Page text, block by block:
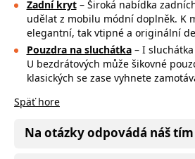
Zadní kryt– Široká nabídka
udělat z mobilu módní doplněk. K
elegantní, tak vtipné a originální
Pouzdra na sluchátka– I sluchátka
U bezdrátových může šikovné
klasických se zase vyhnete
Späť hore
Na otázky odpovádá náš